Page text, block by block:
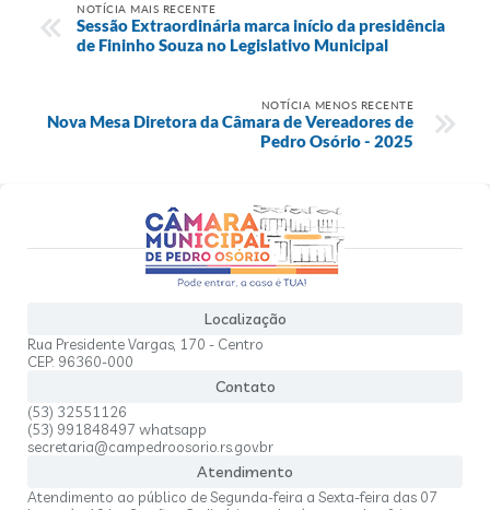
NOTÍCIA MAIS RECENTE
Sessão Extraordinária marca início da presidência
de Fininho Souza no Legislativo Municipal
NOTÍCIA MENOS RECENTE
Nova Mesa Diretora da Câmara de Vereadores de
Pedro Osório - 2025
Localização
Rua Presidente Vargas, 170 - Centro
CEP: 96360-000
Contato
(53) 32551126
(53) 991848497 whatsapp
secretaria@campedroosorio.rs.gov.br
Atendimento
Atendimento ao público de Segunda-feira a Sexta-feira das 07